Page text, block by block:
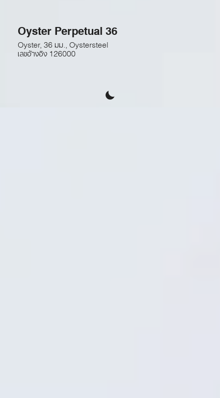
Oyster Perpetual 36
Oyster, 36 มม., Oystersteel
เลขอ้างอิง126000